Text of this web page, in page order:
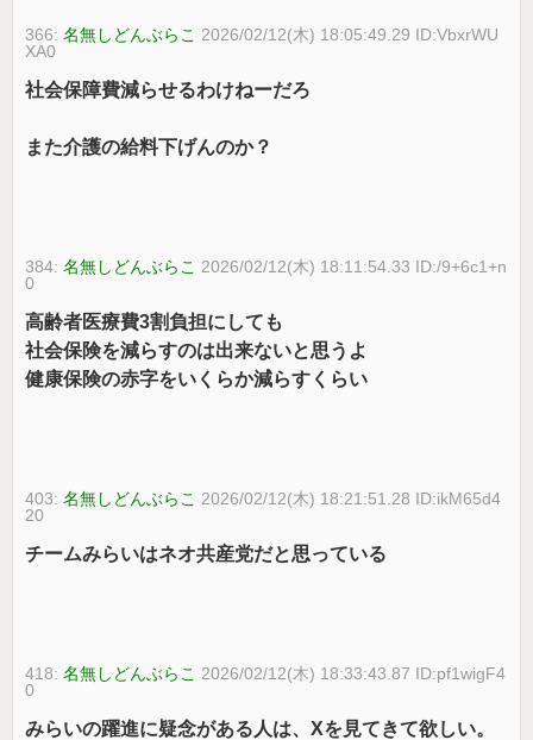
366:名無しどんぶらこ 2026/02/12(木) 18:05:49.29 ID:VbxrWU
XA0
社会保障費減らせるわけねーだろ
また介護の給料下げんのか？
384:名無しどんぶらこ 2026/02/12(木) 18:11:54.33 ID:/9+6c1+n
0
高齢者医療費3割負担にしても
社会保険を減らすのは出来ないと思うよ
健康保険の赤字をいくらか減らすくらい
403:名無しどんぶらこ 2026/02/12(木) 18:21:51.28 ID:ikM65d4
20
チームみらいはネオ共産党だと思っている
418:名無しどんぶらこ 2026/02/12(木) 18:33:43.87 ID:pf1wigF4
0
みらいの躍進に疑念がある人は、Xを見てきて欲しい。